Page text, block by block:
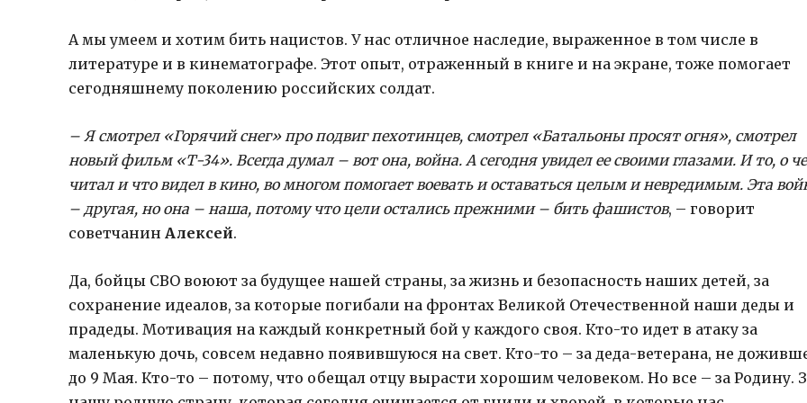
А мы умеем и хотим бить нацистов. У нас отличное наследие, выраженное в том числе в
литературе и в кинематографе. Этот опыт, отраженный в книге и на экране, тоже помогает
сегодняшнему поколению российских солдат.
– Я смотрел «Горячий снег» про подвиг пехотинцев, смотрел «Батальоны просят огня», смотрел
новый фильм «Т-34». Всегда думал – вот она, война. А сегодня увидел ее своими глазами. И то, о
читал и что видел в кино, во многом помогает воевать и оставаться целым и невредимым. Эта
– другая, но она – наша, потому что цели остались прежними – бить фашистов, – говорит
советчанин Алексей.
Да, бойцы СВО воюют за будущее нашей страны, за жизнь и безопасность наших детей, за
сохранение идеалов, за которые погибали на фронтах Великой Отечественной наши деды и
прадеды. Мотивация на каждый конкретный бой у каждого своя. Кто-то идет в атаку за
маленькую дочь, совсем недавно появившуюся на свет. Кто-то – за деда-ветерана, не
до 9 Мая. Кто-то – потому, что обещал отцу вырасти хорошим человеком. Но все – за Родину.